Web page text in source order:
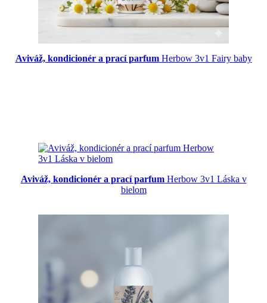
Aviváž, kondicionér a prací parfumHerbow 3v1 Fairy baby
Aviváž, kondicionér a prací parfumHerbow 3v1 Láska v
bielom